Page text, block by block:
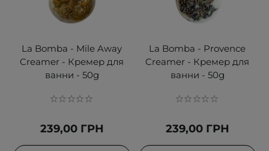
La Bomba - Mile Away
Creamer - Кремер для
ванни - 50g
239,00 ГРН
La Bomba - Provence
Creamer - Кремер для
ванни - 50g
239,00 ГРН